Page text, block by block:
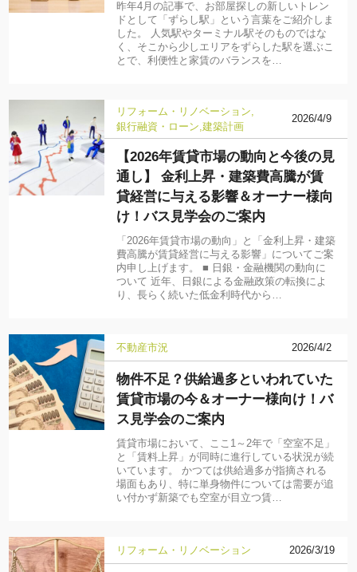
昨年4月の記事で、お部屋探しの新しいトレン
ドとして「ずらし駅」という言葉をご紹介しま
した。 人気駅やターミナル駅そのものではな
く、そこから少しエリアをずらした駅を選ぶこ
とで、利便性と家賃のバランスを…
リフォーム・リノベーション
銀行融資・ローン 建築計画
2026/4/9
【2026年賃貸市場の動向と今後の見
通し】 金利上昇・建築費高騰が賃
貸経営に与える影響＆オーナー様向
け！バス見学会のご案内
「2026年賃貸市場の動向」と「金利上昇・建築
費高騰が賃貸経営に与える影響」についてご案
内申し上げます。 ■ 日銀・金融機関の動向に
ついて 近年、日銀による金融政策の転換によ
り、長らく続いた低金利時代から…
不動産市況 2026/4/2
物件不足？供給過多といわれていた
賃貸市場の今＆オーナー様向け！バ
ス見学会のご案内
賃貸市場において、ここ1～2年で「空室不足」
と「賃料上昇」が同時に進行している状況が続
いています。 かつては供給過多が指摘される
場面もあり、特に単身物件については需要が追
い付かず新築でも空室が目立つ賃…
リフォーム・リノベーション 2026/3/19